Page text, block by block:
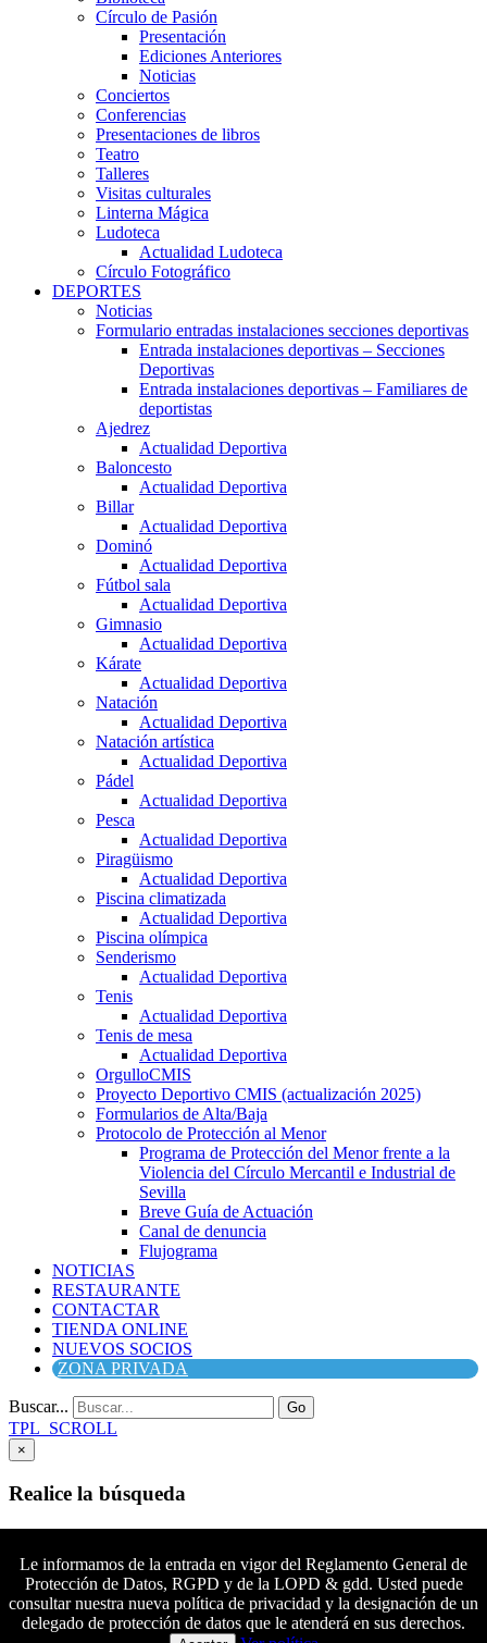
Círculo de Pasión
Presentación
Ediciones Anteriores
Noticias
Conciertos
Conferencias
Presentaciones de libros
Teatro
Talleres
Visitas culturales
Linterna Mágica
Ludoteca
Actualidad Ludoteca
Círculo Fotográfico
DEPORTES
Noticias
Formulario entradas instalaciones secciones deportivas
Entrada instalaciones deportivas – Secciones
Deportivas
Entrada instalaciones deportivas – Familiares de
deportistas
Ajedrez
Actualidad Deportiva
Baloncesto
Actualidad Deportiva
Billar
Actualidad Deportiva
Dominó
Actualidad Deportiva
Fútbol sala
Actualidad Deportiva
Gimnasio
Actualidad Deportiva
Kárate
Actualidad Deportiva
Natación
Actualidad Deportiva
Natación artística
Actualidad Deportiva
Pádel
Actualidad Deportiva
Pesca
Actualidad Deportiva
Piragüismo
Actualidad Deportiva
Piscina climatizada
Actualidad Deportiva
Piscina olímpica
Senderismo
Actualidad Deportiva
Tenis
Actualidad Deportiva
Tenis de mesa
Actualidad Deportiva
OrgulloCMIS
Proyecto Deportivo CMIS (actualización 2025)
Formularios de Alta/Baja
Protocolo de Protección al Menor
Programa de Protección del Menor frente a la
Violencia del Círculo Mercantil e Industrial de
Sevilla
Breve Guía de Actuación
Canal de denuncia
Flujograma
NOTICIAS
RESTAURANTE
CONTACTAR
TIENDA ONLINE
NUEVOS SOCIOS
ZONA PRIVADA
Buscar... Go
TPL_SCROLL
×
Realice la búsqueda
Buscar
Síguenos en Facebook
Síguenos en Twitter
Síguenos en YouTubeColaboradores principales
Le informamos de la entrada en vigor del Reglamento General de
Protección de Datos, RGPD y de la LOPD & gdd. Usted puede
consultar nuestra nueva política de privacidad y la designación de un
delegado de protección de datos que le atenderá en sus derechos.